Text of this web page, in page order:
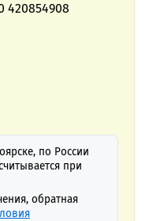
420854908
по России
при
обратная